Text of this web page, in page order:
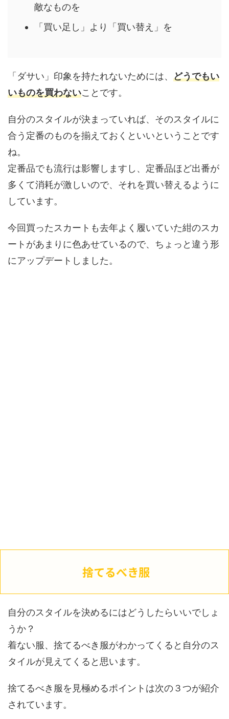
敵なものを
「買い足し」より「買い替え」を
「ダサい」印象を持たれないためには、 どうでもい
いものを買わないことです。
自分のスタイルが決まっていれば、そのスタイルに
合う定番のものを揃えておくといいということです
ね。
定番品でも流行は影響しますし、定番品ほど出番が
多くて消耗が激しいので、それを買い替えるように
しています。
今回買ったスカートも去年よく履いていた紺のスカ
ートがあまりに色あせているので、ちょっと違う形
にアップデートしました。
捨てるべき服
自分のスタイルを決めるにはどうしたらいいでしょ
うか？
着ない服、捨てるべき服がわかってくると自分のス
タイルが見えてくると思います。
捨てるべき服を見極めるポイントは次の３つが紹介
されています。